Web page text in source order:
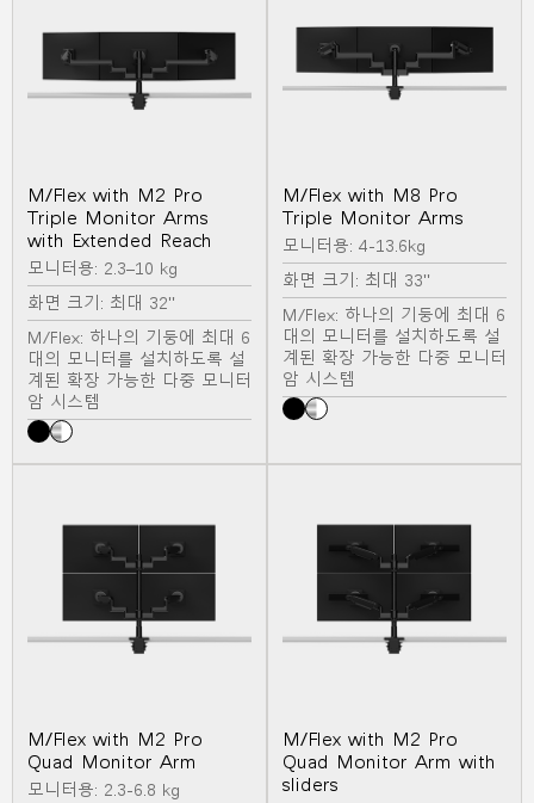
M/Flex with M2 Pro
Triple Monitor Arms
with Extended Reach
모니터용: 2.3–10 kg
화면 크기: 최대 32"
M/Flex: 하나의 기둥에 최대 6
대의 모니터를 설치하도록 설
계된 확장 가능한 다중 모니터
암 시스템
M/Flex with M8 Pro
Triple Monitor Arms
모니터용: 4-13.6kg
화면 크기: 최대 33"
M/Flex: 하나의 기둥에 최대 6
대의 모니터를 설치하도록 설
계된 확장 가능한 다중 모니터
암 시스템
M/Flex with M2 Pro
Quad Monitor Arm
모니터용: 2.3-6.8 kg
M/Flex with M2 Pro
Quad Monitor Arm with
sliders